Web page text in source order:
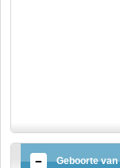
Geboorte